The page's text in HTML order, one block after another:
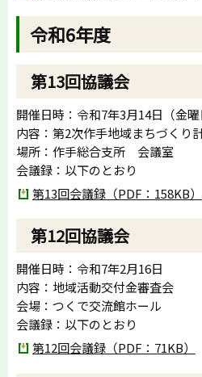
令和6年度
第13回協議会
開催日時：令和7年3月14日（金曜
内容：第2次作手地域まちづくり
場所：作手総合支所 会議室
会議録：以下のとおり
第13回会議録（PDF：158KB）
第12回協議会
開催日時：令和7年2月16日
内容：地域活動交付金審査会
会場：つくで交流館ホール
会議録：以下のとおり
第12回会議録（PDF：71KB）